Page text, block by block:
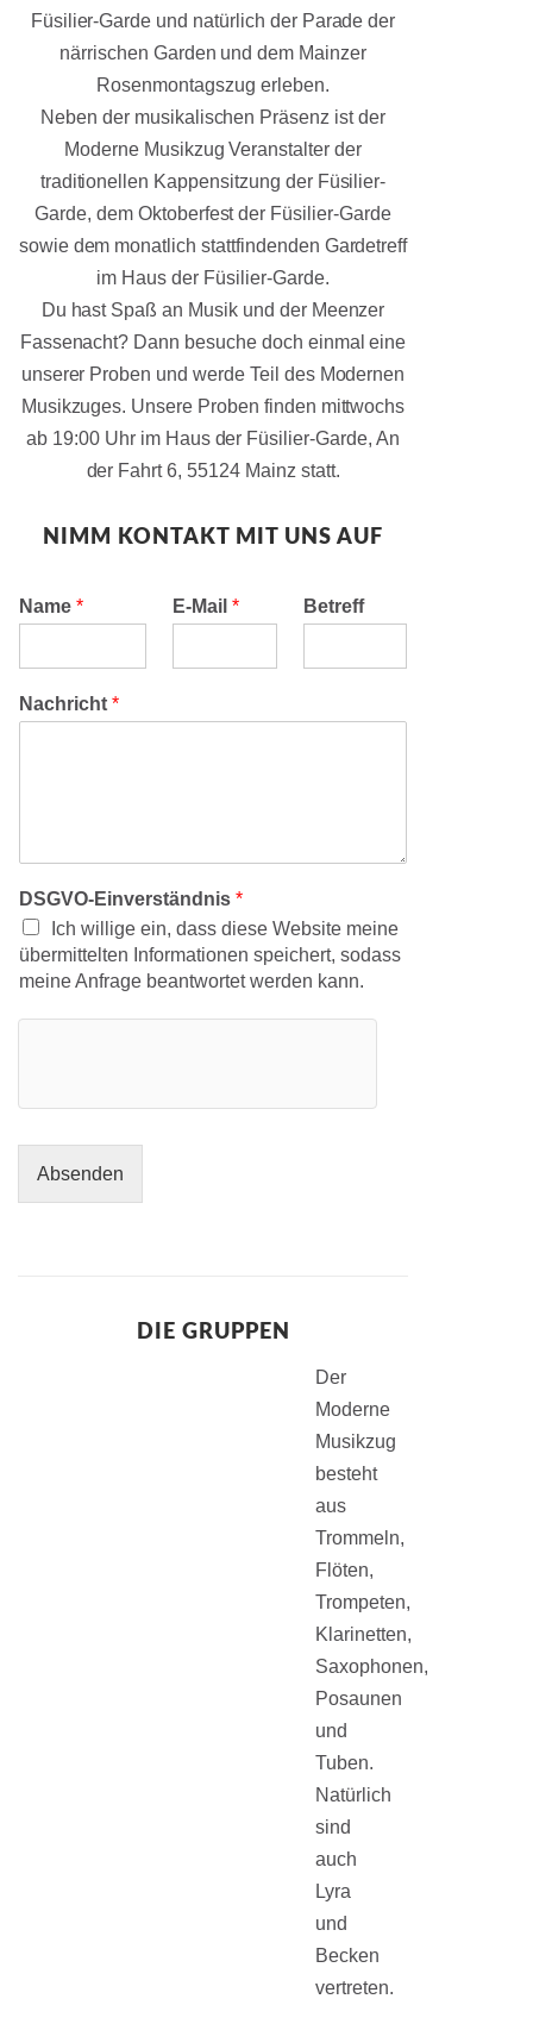
Füsilier-Garde und natürlich der Parade der
närrischen Garden und dem Mainzer
Rosenmontagszug erleben.
Neben der musikalischen Präsenz ist der
Moderne Musikzug Veranstalter der
traditionellen Kappensitzung der Füsilier-
Garde, dem Oktoberfest der Füsilier-Garde
sowie dem monatlich stattfindenden Gardetreff
im Haus der Füsilier-Garde.
Du hast Spaß an Musik und der Meenzer
Fassenacht? Dann besuche doch einmal eine
unserer Proben und werde Teil des Modernen
Musikzuges. Unsere Proben finden mittwochs
ab 19:00 Uhr im Haus der Füsilier-Garde, An
der Fahrt 6, 55124 Mainz statt.
NIMM KONTAKT MIT UNS AUF
Name * E-Mail* Betreff
Nachricht *
DSGVO-Einverständnis *
Ich willige ein, dass diese Website meine
übermittelten Informationen speichert, sodass
meine Anfrage beantwortet werden kann.
Absenden
DIE GRUPPEN
Der
Moderne
Musikzug
besteht
aus
Trommeln,
Flöten,
Trompeten,
Klarinetten,
Saxophonen,
Posaunen
und
Tuben.
Natürlich
sind
auch
Lyra
und
Becken
vertreten.